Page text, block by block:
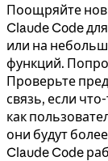
Поощряйте
Claude Code
или на
функций.
Проверьте
связь, если
как
они будут
Claude Code